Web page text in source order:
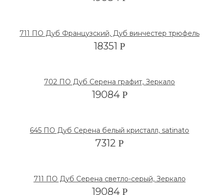
711 ПО Дуб Французский, Дуб винчестер трюфель
18351 Р
702 ПО Дуб Серена графит, Зеркало
19084 Р
645 ПО Дуб Серена белый кристалл, satinato
7312 Р
711 ПО Дуб Серена светло-серый, Зеркало
19084 Р